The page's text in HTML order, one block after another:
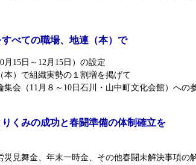
べての職場、地連（本）で
月15日～12月15日）の設定
本）で組織実勢の１割増を掲げて
集会（11月８～10日石川・山中町文化会館）への
くみの成功と春闘準備の体制確立を
災見舞金、年末一時金、その他春闘未解決事項の